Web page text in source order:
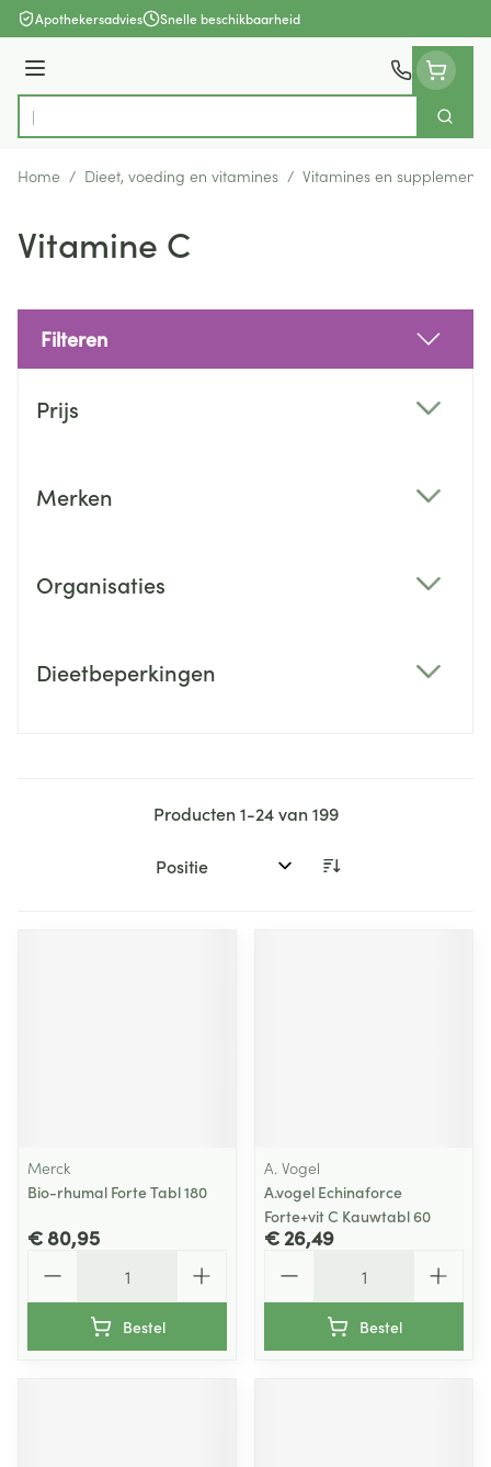
Ga naar de inhoud
Apothekersadvies Snelle beschikbaarheid
Menu
Product, merk, categorie...
Zoek
Home / Dieet, voeding en vitamines / Vitamines en
Vitamine C
Filteren
Prijs
Merken
Organisaties
Dieetbeperkingen
Producten1-24van199
Sorteer op:
Merck
Bio-rhumal Forte Tabl 180
€ 80,95
Bestel
A. Vogel
A.vogel Echinaforce
Forte+vit C Kauwtabl 60
€ 26,49
Bestel